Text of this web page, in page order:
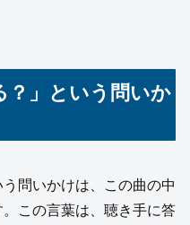
？」という問いか
問いかけは、この曲の中
この言葉は、聴き手に答